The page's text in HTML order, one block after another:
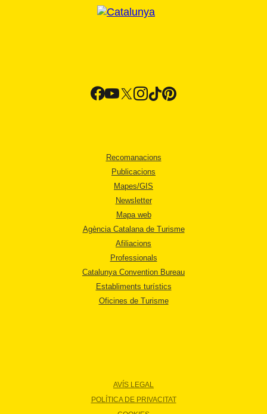
Recomanacions
Publicacions
Mapes/GIS
Newsletter
Mapa web
Agència Catalana de Turisme
Afiliacions
Professionals
Catalunya Convention Bureau
Establiments turístics
Oficines de Turisme
AVÍS LEGAL
POLÍTICA DE PRIVACITAT